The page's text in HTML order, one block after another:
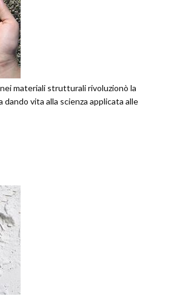
materiali strutturali rivoluzionò la
vita alla scienza applicata alle